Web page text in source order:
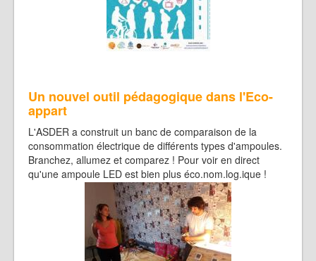
Un nouvel outil pédagogique dans l'Eco-
appart
L'ASDER a construit un banc de comparaison de la
consommation électrique de différents types d'ampoules.
Branchez, allumez et comparez ! Pour voir en direct
qu'une ampoule LED est bien plus éco.nom.log.ique !